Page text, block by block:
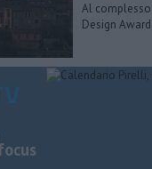
Al
Design